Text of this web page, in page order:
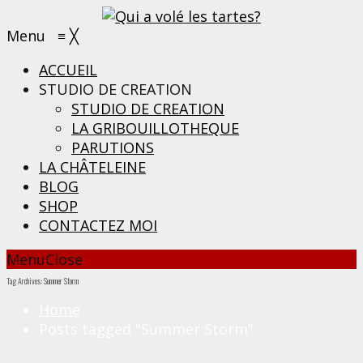
Menu ≡ ╳
ACCUEIL
STUDIO DE CREATION
STUDIO DE CREATION
LA GRIBOUILLOTHEQUE
PARUTIONS
LA CHÂTELEINE
BLOG
SHOP
CONTACTEZ MOI
MenuClose
Tag Archives: Summer Storm